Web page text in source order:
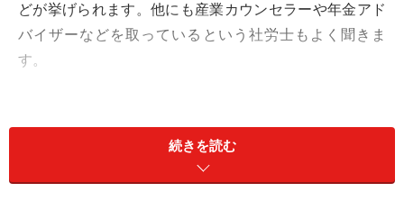
どが挙げられます。他にも産業カウンセラーや年金アド
バイザーなどを取っているという社労士もよく聞きま
す。
ので、ダブルライセンスは開業するうえで、有効な武器
続きを読む